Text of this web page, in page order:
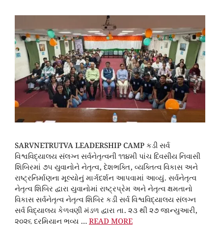
SARVNETRUTVA LEADERSHIP CAMP કડી સર્વ
વિશ્વવિદ્યાલય સંલગ્ન સર્વનેતૃત્વની ૧૧૪મી પાંચ દિવસીય નિવાસી
શિબિરમાં ૭૫ યુવાનોને નેતૃત્વ, દેશભક્તિ, વ્યક્તિત્વ વિકાસ અને
રાષ્ટ્રનિર્માણના મૂલ્યોનું માર્ગદર્શન આપવામાં આવ્યું. સર્વનેતૃત્વ
નેતૃત્વ શિબિર દ્વારા યુવાનોમાં રાષ્ટ્રપ્રેમ અને નેતૃત્વ ક્ષમતાનો
વિકાસ સર્વનેતૃત્વ નેતૃત્વ શિબિર કડી સર્વ વિશ્વવિદ્યાલય સંલગ્ન
સર્વ વિદ્યાલય કેળવણી મંડળ દ્વારા તા. ૨૩ થી ૨૭ જાન્યુઆરી,
૨૦૨૬ દરમિયાન ભવ્ય …READ MORE